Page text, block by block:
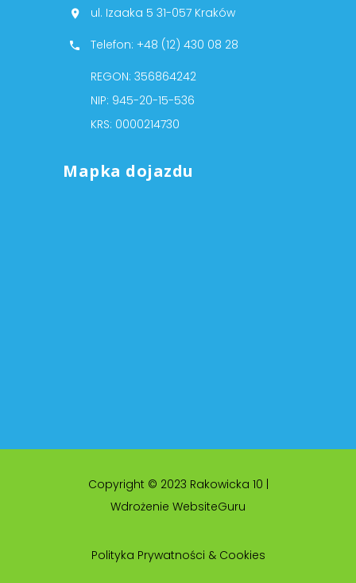
ul. Izaaka 5 31-057 Kraków
Telefon: +48 (12) 430 08 28
REGON: 356864242
NIP: 945-20-15-536
KRS: 0000214730
Mapka dojazdu
Copyright © 2023 Rakowicka 10 |
Wdrożenie WebsiteGuru
Polityka Prywatności & Cookies